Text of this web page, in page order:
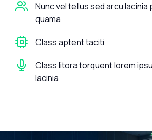
Nunc vel tellus sed arcu
quama
Class aptent taciti
Class litora torquent lorem
lacinia